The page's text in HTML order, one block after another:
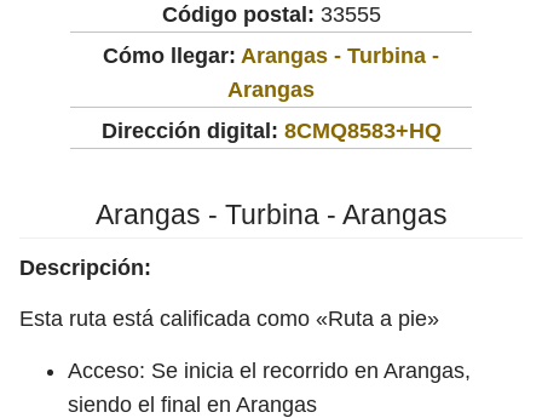
Código postal: 33555
Cómo llegar: Arangas - Turbina -
Arangas
Dirección digital: 8CMQ8583+HQ
Arangas - Turbina - Arangas
Descripción:
Esta ruta está calificada como «Ruta a pie»
Acceso: Se inicia el recorrido en Arangas,
siendo el final en Arangas